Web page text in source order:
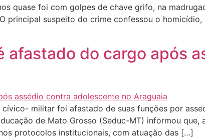
quase foi com golpes de chave grifo, na
principal suspeito do crime confessou o
afastado do cargo após
militar foi afastado de suas funções por
de Mato Grosso (Seduc-MT) informou
protocolos institucionais, com atuação das […]